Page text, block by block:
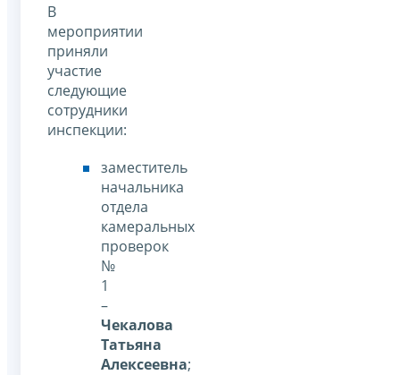
В
мероприятии
приняли
участие
следующие
сотрудники
инспекции:
заместитель
начальника
отдела
камеральных
проверок
№
1
–
Чекалова
Татьяна
Алексеевна;